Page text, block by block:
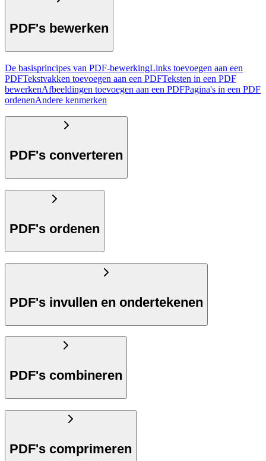
PDF's bewerken
De basisprincipes van PDF-bewerkingLinks toevoegen aan een
PDFTekstvakken toevoegen aan een PDFTeksten in een PDF
bewerkenAfbeeldingen toevoegen aan een PDFPagina's in een PDF
ordenenAndere kenmerken
PDF's converteren
PDF's ordenen
PDF's invullen en ondertekenen
PDF's combineren
PDF's comprimeren